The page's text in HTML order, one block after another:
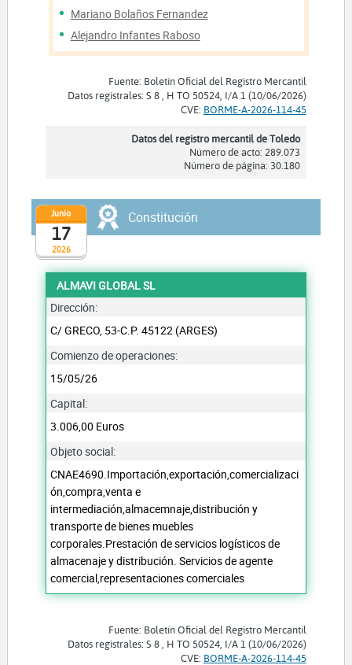
Mariano Bolaños Fernandez
Alejandro Infantes Raboso
Fuente: Boletín Oficial del Registro Mercantil
Datos registrales: S 8 , H TO 50524, I/A 1 (10/06/2026)
CVE: BORME-A-2026-114-45
Datos del registro mercantil de Toledo
Número de acto: 289.073
Número de página: 30.180
2026
Junio
17
Constitución
ALMAVI GLOBAL SL
Dirección:
C/ GRECO, 53-C.P. 45122 (ARGES)
Comienzo de operaciones:
15/05/26
Capital:
3.006,00 Euros
Objeto social:
CNAE4690.Importación,exportación,comercializaci
ón,compra,venta e
intermediación,almacemnaje,distribución y
transporte de bienes muebles
corporales.Prestación de servicios logísticos de
almacenaje y distribución. Servicios de agente
comercial,representaciones comerciales
Fuente: Boletín Oficial del Registro Mercantil
Datos registrales: S 8 , H TO 50524, I/A 1 (10/06/2026)
CVE: BORME-A-2026-114-45